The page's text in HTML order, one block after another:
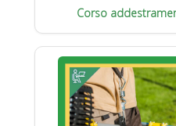
Corso